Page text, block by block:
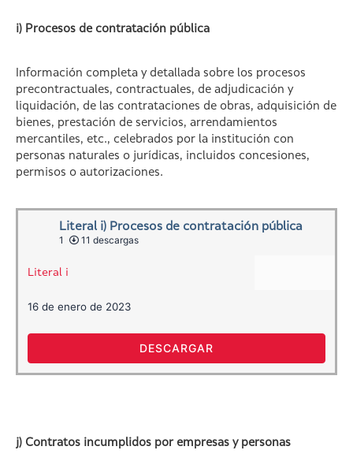
i) Procesos de contratación pública
Información completa y detallada sobre los procesos
precontractuales, contractuales, de adjudicación y
liquidación, de las contrataciones de obras, adquisición de
bienes, prestación de servicios, arrendamientos
mercantiles, etc., celebrados por la institución con
personas naturales o jurídicas, incluidos concesiones,
permisos o autorizaciones.
Literal i) Procesos de contratación pública
1
11 descargas
Literal i
16 de enero de 2023
DESCARGAR
j) Contratos incumplidos por empresas y personas